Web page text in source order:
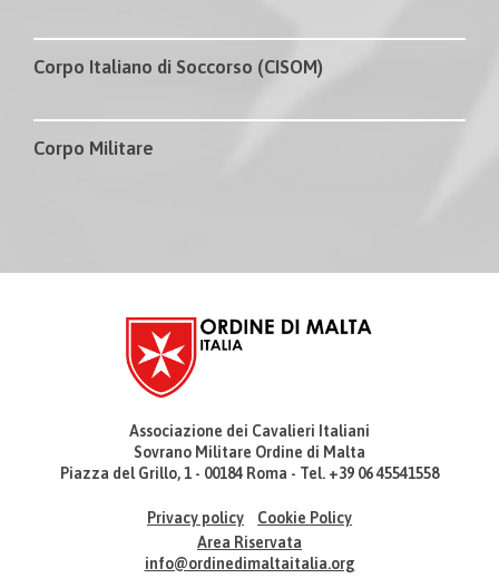
Corpo Italiano di Soccorso (CISOM)
Corpo Militare
Associazione dei Cavalieri Italiani
Sovrano Militare Ordine di Malta
Piazza del Grillo, 1 - 00184 Roma - Tel. +39 06 45541558
Privacy policy
Cookie Policy
Area Riservata
info@ordinedimaltaitalia.org